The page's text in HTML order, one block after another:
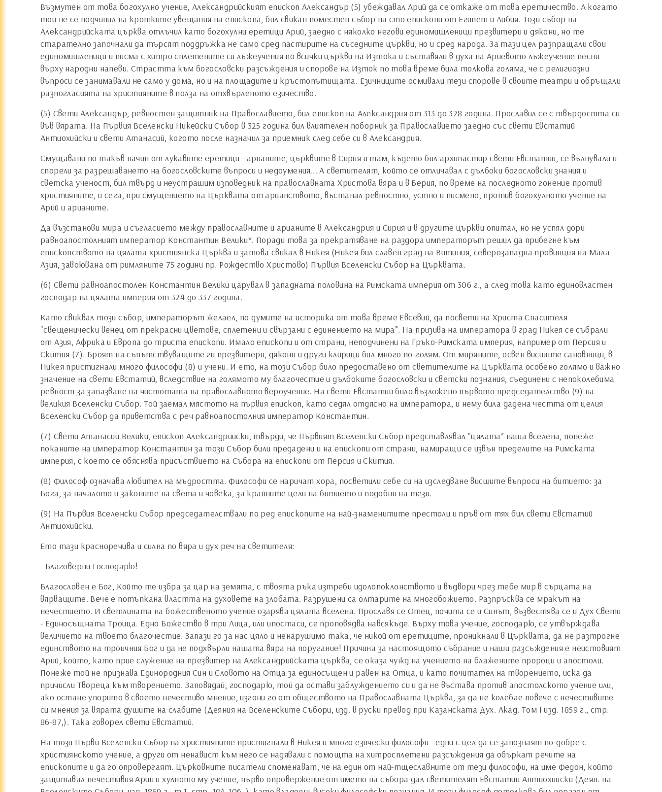
Възмутен от това богохулно учение, Александрийският епископ Александър (5) убеждавал Арий да се откаже от това еретичество. А когато
той не се подчинил на кротките увещания на епископа, бил свикан поместен събор на сто епископи от Египет и Либия. Този събор на
Александрийската църква отлъчил като богохулни еретици Арий, заедно с няколко негови единомишленици презвитери и дякони, но те
старателно започнали да търсят поддръжка не само сред пастирите на съседните църкви, но и сред народа. За тази цел разпращали свои
единомишленици и писма с хитро сплетените си лъжеучения по всички църкви на Изтока и съставяли в духа на Ариевото лъжеучение песни
върху народни напеви. Страстта към богословски разсъждения и спорове на Изток по това време била толкова голяма, че с религиозни
въпроси се занимавали не само у дома, но и на площадите и кръстопътищата. Езичниците осмивали тези спорове в своите театри и обръщали
разногласията на християните в полза на отхвърленото езичество.
(5) Свети Александър, ревностен защитник на Православието, бил епископ на Александрия от 313 до 328 година. Прославил се с твърдостта си
във вярата. На Първия Вселенски Никейски Събор в 325 година бил влиятелен поборник за Православието заедно със свети Евстатий
Антиохийски и свети Атанасий, когото после назначил за приемник след себе си в Александрия.
Смущавани по такъв начин от лукавите еретици - арианите, църквите в Сирия и там, където бил архипастир свети Евстатий, се вълнували и
спорели за разрешаването на богословските въпроси и недоумения... А светителят, който се отличавал с дълбоки богословски знания и
светска ученост, бил твърд и неустрашим изповедник на православната Христова вяра и в Берия, по време на последното гонение против
християните, и сега, при смущението на Църквата от арианството, въстанал ревностно, устно и писмено, против богохулното учение на
Арий и арианите.
Да възстанови мира и съгласието между православните и арианите в Александрия и Сирия и в другите църкви опитал, но не успял дори
равноапостолният император Константин Велики*. Поради това за прекратяване на раздора императорът решил да прибегне към
епископството на цялата християнска Църква и затова свикал в Никея (Никея бил славен град на Витиния, северозападна провинция на Мала
Азия, завоювана от римляните 75 години пр. Рождество Христово) Първия Вселенски Събор на Църквата.
(6) Свети равноапостолен Константин Велики царувал в западната половина на Римската империя от 306 г., а след това като единовластен
господар на цялата империя от 324 до 337 година.
Като свиквал този събор, императорът желаел, по думите на историка от това време Евсевий, да посвети на Христа Спасителя
"свещенически венец от прекрасни цветове, сплетени и свързани с единението на мира”. На призива на императора в град Никея се събрали
от Азия, Африка и Европа до триста епископи. Имало епископи и от страни, неподчинени на Гръко-Римската империя, например от Персия и
Скития (7). Броят на съпътствуващите ги презвитери, дякони и други клирици бил много по-голям. От миряните, освен висшите сановници, в
Никея пристигнали много философи (8) и учени. И ето, на този Събор било предоставено от светителите на Църквата особено голямо и важно
значение на свети Евстатий, вследствие на голямото му благочестие и дълбоките богословски и светски познания, съединени с непоколебима
ревност за запазване на чистотата на православното вероучение. На свети Евстатий било възложено първото председателство (9) на
великия Вселенски Събор. Той заемал мястото на първия епископ, като седял отдясно на императора, и нему била дадена честта от целия
Вселенски Събор да приветства с реч равноапостолния император Константин.
(7) Свети Атанасий Велики, епископ Александрийски, твърди, че Първият Вселенски Събор представлявал "цялата” наша вселена, понеже
поканите на император Константин за този Събор били предадени и на епископи от страни, намиращи се извън пределите на Римската
империя, с което се обяснява присъствието на Събора на епископи от Персия и Скития.
(8) Философ означава любител на мъдростта. Философи се наричат хора, посветили себе си на изследване висшите въпроси на битието: за
Бога, за началото и законите на света и човека, за крайните цели на битието и подобни на тези.
(9) На Първия Вселенски Събор председателствали по ред епископите на най-знаменитите престоли и пръв от тях бил свети Евстатий
Антиохийски.
Ето тази красноречива и силна по вяра и дух реч на светителя:
- Благоверни Господарю!
Благословен е Бог, Който те избра за цар на земята, с твоята ръка изтреби идолопоклонството и въдвори чрез тебе мир в сърцата на
вярващите. Вече е потъпкана властта на духовете на злобата. Разрушени са олтарите на многобожието. Разпръсква се мракът на
нечестието. И светлината на божественото учение озарява цялата вселена. Прославя се Отец, почита се и Синът, възвестява се и Дух Свети
- Единосъщната Троица. Едно Божество в три Лица, или ипостаси, се проповядва навсякъде. Върху това учение, господарю, се утвърждава
величието на твоето благочестие. Запази го за нас цяло и ненарушимо така, че никой от еретиците, проникнали в Църквата, да не разтрогне
единството на троичния Бог и да не подхвърли нашата вяра на поругание! Причина за настоящото събрание и наши разсъждения е неистовият
Арий, който, като прие служение на презвитер на Александрийската църква, се оказа чужд на учението на блажените пророци и апостоли.
Понеже той не признава Единородния Син и Словото на Отца за единосъщен и равен на Отца, и като почитател на творението, иска да
причисли Твореца към творението. Заповядай, господарю, той да остави заблуждението си и да не въстава против апостолското учение или,
ако остане упорито в своето нечестиво мнение, изгони го от обществото на Православната Църква, за да не колебае повече с нечестивите
си мнения за вярата душите на слабите (Деяния на Вселенските Събори, изд. в руски превод при Казанската Дух. Акад. Том I изд. 1859 г., стр.
86-87,). Така говорел свети Евстатий.
На този Първи Вселенски Събор на християните пристигнали в Никея и много езически философи - едни с цел да се запознаят по-добре с
християнското учение, а други от ненавист към него се надявали с помощта на хитросплетени разсъждения да объркат речите на
епископите и да го опровергаят. Църковните писатели споменават, че на един от най-тщеславните от тези философи, на име Федон, който
защитавал нечестивия Арий и хулното му учение, първо опровержение от името на събора дал светителят Евстатий Антиохийски (Деян. на